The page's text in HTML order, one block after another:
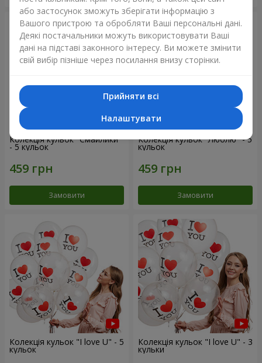
Колекція кульок "Смайлики"
- 5 кульок
Замовити
Колекція кульок "Люблю" - 5
кульок
Замовити
Колекція кульок "I love U" - 5
кульок
Колекція кульок "I love U" - 3
кульки
або застосунок зможуть зберігати інформацію з
Вашого пристрою та обробляти Ваші персональні дані.
Деякі постачальники можуть використовувати Ваші
дані на підставі законного інтересу. Ви можете змінити
свій вибір пізніше через посилання внизу сторінки.
Прийняти всі
Налаштувати